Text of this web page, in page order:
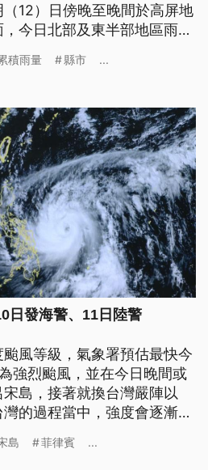
12）日傍晚至晚間於高屏地
今日北部及東半部地區雨勢
積雨量 縣市 ...
日發海警、11日陸警
風等級，氣象署預估最快今
強烈颱風，並在今日晚間或
島，接著就換台灣嚴陣以
的過程當中，強度會逐漸減
，預計最快明日發布海警、
島 菲律賓 ...